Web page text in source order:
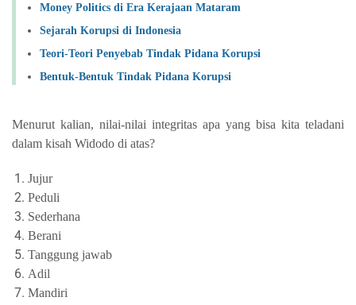
Money Politics di Era Kerajaan Mataram
Sejarah Korupsi di Indonesia
Teori-Teori Penyebab Tindak Pidana Korupsi
Bentuk-Bentuk Tindak Pidana Korupsi
Menurut kalian, nilai-nilai integritas apa yang bisa kita teladani
dalam kisah Widodo di atas?
Jujur
Peduli
Sederhana
Berani
Tanggung jawab
Adil
Mandiri